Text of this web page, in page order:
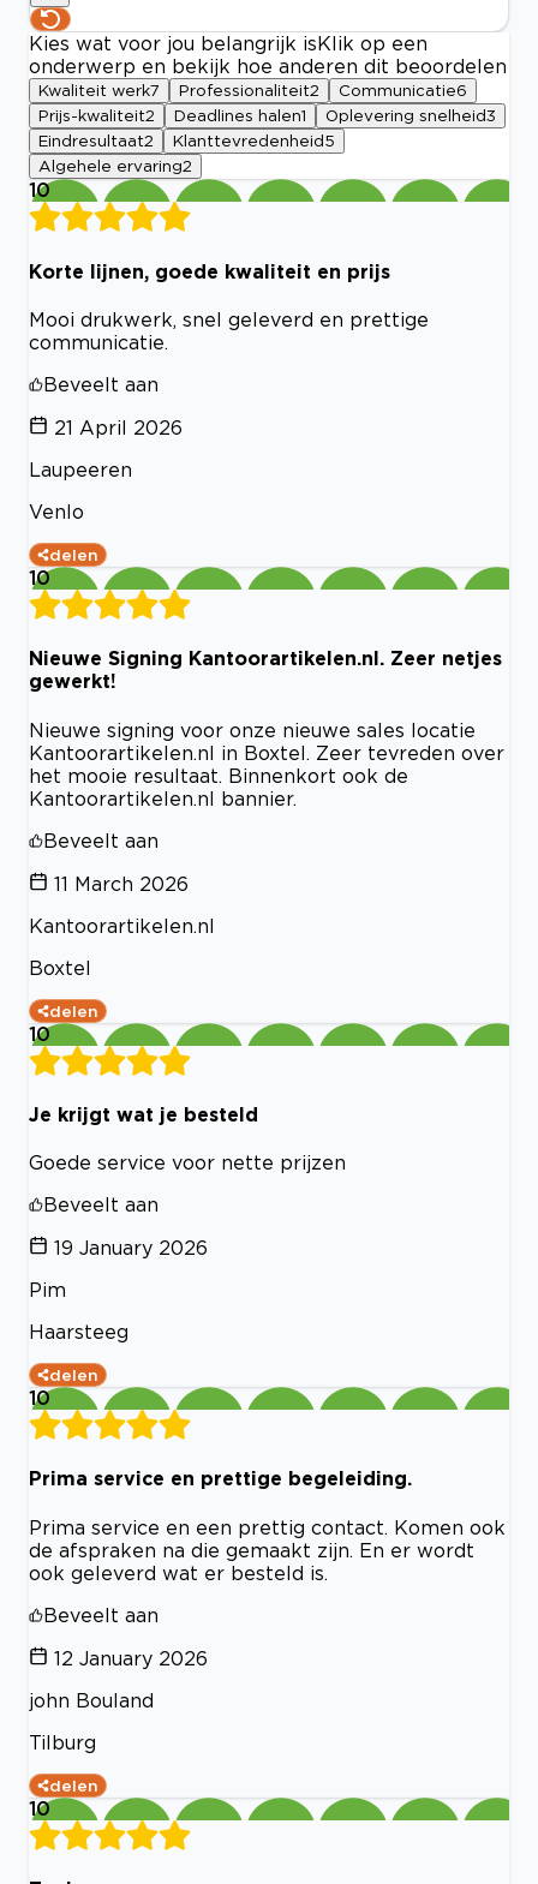
Kies wat voor jou belangrijk is Klik op een
onderwerp en bekijk hoe anderen dit beoordelen
Kwaliteit werk7 Professionaliteit2 Communicatie6
Prijs-kwaliteit2 Deadlines halen1 Oplevering snelheid3
Eindresultaat2 Klanttevredenheid 5
Algehele ervaring2
10
Korte lijnen, goede kwaliteit en prijs
Mooi drukwerk, snel geleverd en prettige
communicatie.
Beveelt aan
21 April 2026
Laupeeren
Venlo
delen
10
Nieuwe Signing Kantoorartikelen.nl. Zeer netjes
gewerkt!
Nieuwe signing voor onze nieuwe sales locatie
Kantoorartikelen.nl in Boxtel. Zeer tevreden over
het mooie resultaat. Binnenkort ook de
Kantoorartikelen.nl bannier.
Beveelt aan
11 March 2026
Kantoorartikelen.nl
Boxtel
delen
10
Je krijgt wat je besteld
Goede service voor nette prijzen
Beveelt aan
19 January 2026
Pim
Haarsteeg
delen
10
Prima service en prettige begeleiding.
Prima service en een prettig contact. Komen ook
de afspraken na die gemaakt zijn. En er wordt
ook geleverd wat er besteld is.
Beveelt aan
12 January 2026
john Bouland
Tilburg
delen
10